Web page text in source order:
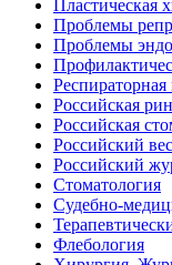
Пластическая
Проблемы
Проблемы
Российская
Российская
Российский
Российский
Стоматология
Судебно-
Флебология